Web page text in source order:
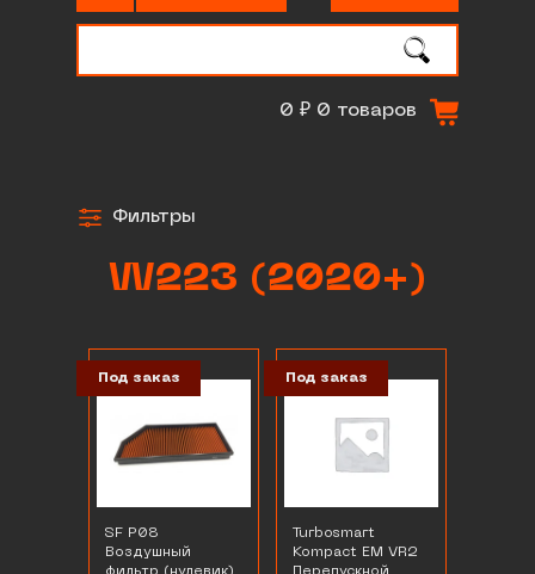
0 ₽ 0 товаров
Фильтры
W223 (2020+)
Под заказ
SF P08
Воздушный
Под заказ
Turbosmart
Kompact EM VR2